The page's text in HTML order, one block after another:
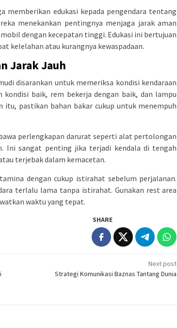
memberikan edukasi kepada pengendara tentang
menekankan pentingnya menjaga jarak aman
dengan kecepatan tinggi. Edukasi ini bertujuan
kelelahan atau kurangnya kewaspadaan.
Jarak Jauh
disarankan untuk memeriksa kondisi kendaraan
kondisi baik, rem bekerja dengan baik, dan lampu
itu, pastikan bahan bakar cukup untuk menempuh
perlengkapan darurat seperti alat pertolongan
Ini sangat penting jika terjadi kendala di tengah
terjebak dalam kemacetan.
dengan cukup istirahat sebelum perjalanan.
terlalu lama tanpa istirahat. Gunakan rest area
waktu yang tepat.
SHARE
Next post
Strategi Komunikasi Baznas Tantang Dunia